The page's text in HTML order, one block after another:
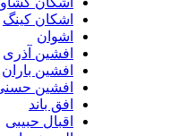
اشکان کینگ
اشوان
افشین آذری
افشین باران
افشین حسنی
افق باند
اقبال حبیبی